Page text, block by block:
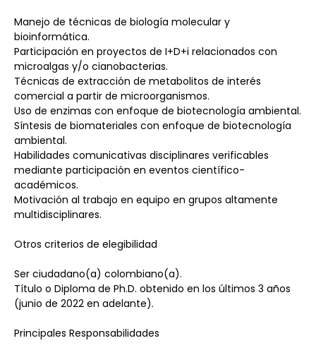
Manejo de técnicas de biología molecular y
bioinformática.
Participación en proyectos de I+D+i relacionados con
microalgas y/o cianobacterias.
Técnicas de extracción de metabolitos de interés
comercial a partir de microorganismos.
Uso de enzimas con enfoque de biotecnología ambiental.
Síntesis de biomateriales con enfoque de biotecnología
ambiental.
Habilidades comunicativas disciplinares verificables
mediante participación en eventos científico-
académicos.
Motivación al trabajo en equipo en grupos altamente
multidisciplinares.
Otros criterios de elegibilidad
Ser ciudadano(a) colombiano(a).
Título o Diploma de Ph.D. obtenido en los últimos 3 años
(junio de 2022 en adelante).
Principales Responsabilidades